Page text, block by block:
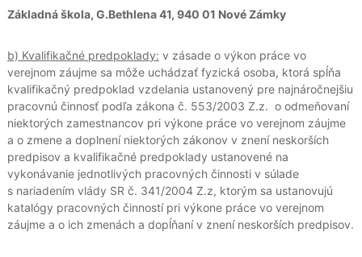
Základná škola, G.Bethlena 41, 940 01 Nové Zámky
b) Kvalifikačné predpoklady: v zásade o výkon práce vo
verejnom záujme sa môže uchádzať fyzická osoba, ktorá spĺňa
kvalifikačný predpoklad vzdelania ustanovený pre najnáročnejšiu
pracovnú činnosť podľa zákona č. 553/2003 Z.z. o odmeňovaní
niektorých zamestnancov pri výkone práce vo verejnom záujme
a o zmene a doplnení niektorých zákonov v znení neskorších
predpisov a kvalifikačné predpoklady ustanovené na
vykonávanie jednotlivých pracovných činnosti v súlade
s nariadením vlády SR č. 341/2004 Z.z, ktorým sa ustanovujú
katalógy pracovných činností pri výkone práce vo verejnom
záujme a o ich zmenách a dopĺňaní v znení neskorších predpisov.